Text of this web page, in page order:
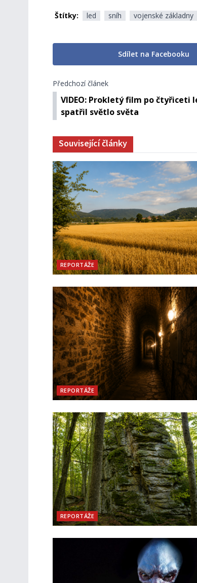
Štítky: led sníh vojenské základny
Sdílet na Facebooku
Předchozí článek
VIDEO: Prokletý film po čtyřiceti
spatřil světlo světa
Související články
REPORTÁŽE
REPORTÁŽE
REPORTÁŽE